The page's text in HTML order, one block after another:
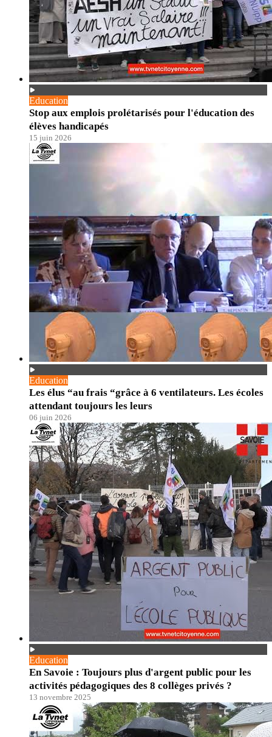
Education
Stop aux emplois prolétarisés pour l'éducation des
élèves handicapés
15 juin 2026
Education
Les élus “au frais “grâce à 6 ventilateurs. Les écoles
attendant toujours les leurs
06 juin 2026
Education
En Savoie : Toujours plus d'argent public pour les
activités pédagogiques des 8 collèges privés ?
13 novembre 2025